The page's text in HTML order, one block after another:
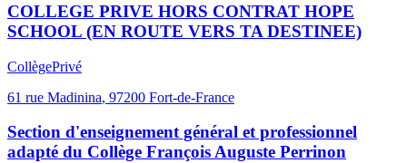
COLLEGE PRIVE HORS CONTRAT HOPE
SCHOOL (EN ROUTE VERS TA DESTINEE)
CollègePrivé
61 rue Madinina, 97200 Fort-de-France
Section d'enseignement général et professionnel
adapté du Collège François Auguste Perrinon